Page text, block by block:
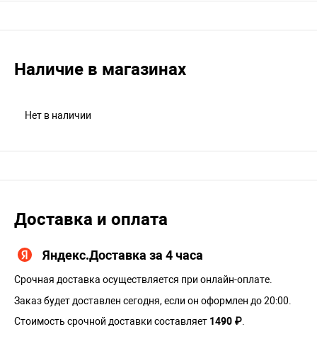
Наличие в магазинах
Нет в наличии
Доставка и оплата
Яндекс.Доставка за 4 часа
Срочная доставка осуществляется при онлайн-оплате.
Заказ будет доставлен сегодня, если он оформлен до 20:00.
Стоимость срочной доставки составляет 1490 ₽